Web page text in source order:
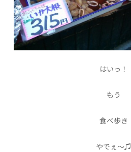
はいっ！
もう
食べ歩き
やでぇ〜♫